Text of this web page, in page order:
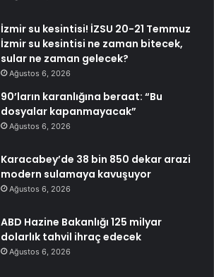
İzmir su kesintisi! İZSU 20-21 Temmuz
İzmir su kesintisi ne zaman bitecek,
sular ne zaman gelecek?
Ağustos 6, 2026
90’ların karanlığına beraat: “Bu
dosyalar kapanmayacak”
Ağustos 6, 2026
Karacabey’de 38 bin 850 dekar arazi
modern sulamaya kavuşuyor
Ağustos 6, 2026
ABD Hazine Bakanlığı 125 milyar
dolarlık tahvil ihraç edecek
Ağustos 6, 2026